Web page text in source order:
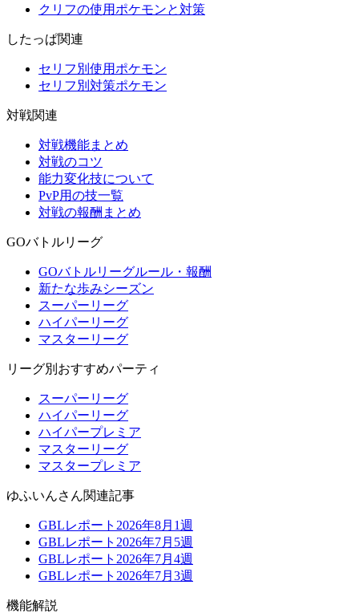
クリフの使用ポケモンと対策
したっぱ関連
セリフ別使用ポケモン
セリフ別対策ポケモン
対戦関連
対戦機能まとめ
対戦のコツ
能力変化技について
PvP用の技一覧
対戦の報酬まとめ
GOバトルリーグ
GOバトルリーグルール・報酬
新たな歩みシーズン
スーパーリーグ
ハイパーリーグ
マスターリーグ
リーグ別おすすめパーティ
スーパーリーグ
ハイパーリーグ
ハイパープレミア
マスターリーグ
マスタープレミア
ゆふいんさん関連記事
GBLレポート2026年8月1週
GBLレポート2026年7月5週
GBLレポート2026年7月4週
GBLレポート2026年7月3週
機能解説